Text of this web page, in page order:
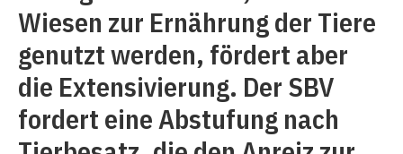
Wiesen zur Ernährung der Tiere
genutzt werden, fördert aber
die Extensivierung. Der SBV
fordert eine Abstufung nach